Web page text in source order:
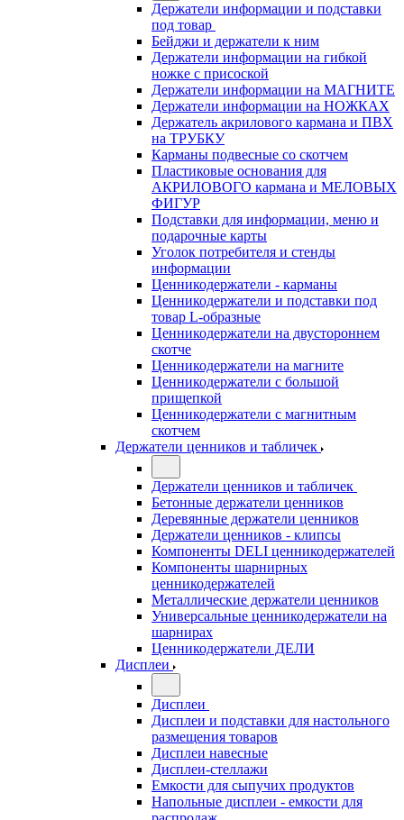
Держатели информации и подставки
под товар
Бейджи и держатели к ним
Держатели информации на гибкой
ножке с присоской
Держатели информации на МАГНИТЕ
Держатели информации на НОЖКАХ
Держатель акрилового кармана и ПВХ
на ТРУБКУ
Карманы подвесные со скотчем
Пластиковые основания для
АКРИЛОВОГО кармана и МЕЛОВЫХ
ФИГУР
Подставки для информации, меню и
подарочные карты
Уголок потребителя и стенды
информации
Ценникодержатели - карманы
Ценникодержатели и подставки под
товар L-образные
Ценникодержатели на двустороннем
скотче
Ценникодержатели на магните
Ценникодержатели с большой
прищепкой
Ценникодержатели с магнитным
скотчем
Держатели ценников и табличек
Держатели ценников и табличек
Бетонные держатели ценников
Деревянные держатели ценников
Держатели ценников - клипсы
Компоненты DELI ценникодержателей
Компоненты шарнирных
ценникодержателей
Металлические держатели ценников
Универсальные ценникодержатели на
шарнирах
Ценникодержатели ДЕЛИ
Дисплеи
Дисплеи
Дисплеи и подставки для настольного
размещения товаров
Дисплеи навесные
Дисплеи-стеллажи
Емкости для сыпучих продуктов
Напольные дисплеи - емкости для